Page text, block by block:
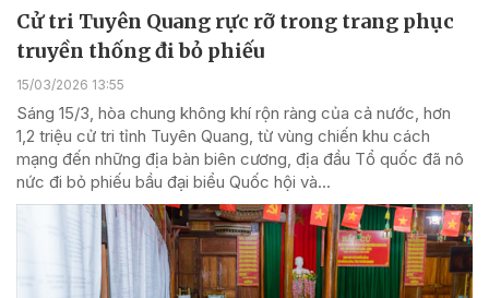
Cử tri Tuyên Quang rực rỡ trong trang phục
truyền thống đi bỏ phiếu
15/03/2026 13:55
Sáng 15/3, hòa chung không khí rộn ràng của cả nước, hơn
1,2 triệu cử tri tỉnh Tuyên Quang, từ vùng chiến khu cách
mạng đến những địa bàn biên cương, địa đầu Tổ quốc đã nô
nức đi bỏ phiếu bầu đại biểu Quốc hội và...